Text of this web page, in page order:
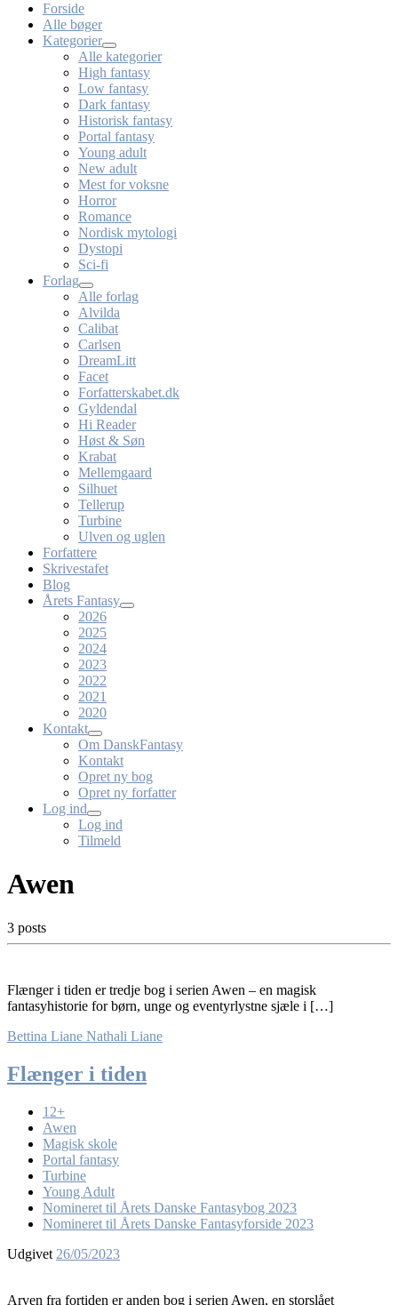
Forside
Alle bøger
Kategorier
Alle kategorier
High fantasy
Low fantasy
Dark fantasy
Historisk fantasy
Portal fantasy
Young adult
New adult
Mest for voksne
Horror
Romance
Nordisk mytologi
Dystopi
Sci-fi
Forlag
Alle forlag
Alvilda
Calibat
Carlsen
DreamLitt
Facet
Forfatterskabet.dk
Gyldendal
Hi Reader
Høst & Søn
Krabat
Mellemgaard
Silhuet
Tellerup
Turbine
Ulven og uglen
Forfattere
Skrivestafet
Blog
Årets Fantasy
2026
2025
2024
2023
2022
2021
2020
Kontakt
Om DanskFantasy
Kontakt
Opret ny bog
Opret ny forfatter
Log ind
Log ind
Tilmeld
Awen
3 posts
Flænger i tiden er tredje bog i serien Awen – en magisk
fantasyhistorie for børn, unge og eventyrlystne sjæle i […]
Bettina Liane Nathali Liane
Flænger i tiden
12+
Awen
Magisk skole
Portal fantasy
Turbine
Young Adult
Nomineret til Årets Danske Fantasybog 2023
Nomineret til Årets Danske Fantasyforside 2023
Udgivet 26/05/2023
Arven fra fortiden er anden bog i serien Awen, en storslået